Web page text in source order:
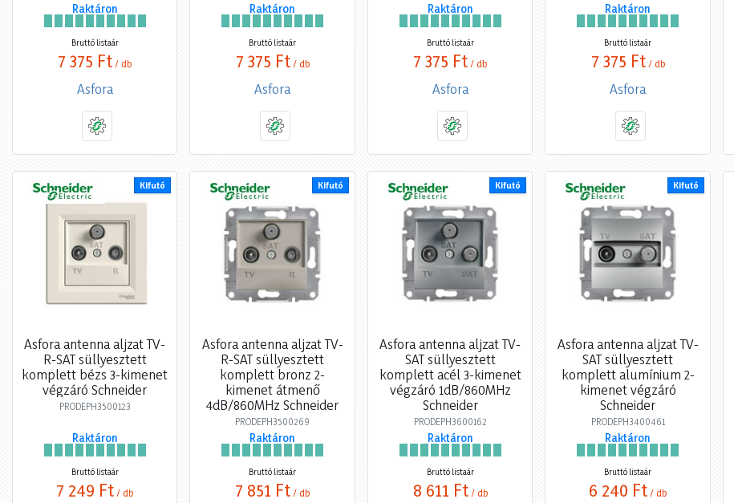
Raktáron
Bruttó listaár
7 375 Ft / db
Asfora
Raktáron
Bruttó listaár
7 375 Ft / db
Asfora
Raktáron
Bruttó listaár
7 375 Ft / db
Asfora
Raktáron
Bruttó listaár
7 375 Ft / db
Asfora
Kifutó
Asfora antenna aljzat TV-
R-SAT süllyesztett
komplett bézs 3-kimenet
végzáró Schneider
PRODEPH3500123
Raktáron
Bruttó listaár
7 249 Ft / db
Kifutó
Asfora antenna aljzat TV-
R-SAT süllyesztett
komplett bronz 2-
kimenet átmenő
4dB/860MHz Schneider
PRODEPH3500269
Raktáron
Bruttó listaár
7 851 Ft / db
Kifutó
Asfora antenna aljzat TV-
SAT süllyesztett
komplett acél 3-kimenet
végzáró 1dB/860MHz
Schneider
PRODEPH3600162
Raktáron
Bruttó listaár
8 611 Ft / db
Kifutó
Asfora antenna aljzat TV-
SAT süllyesztett
komplett alumínium 2-
kimenet végzáró
Schneider
PRODEPH3400461
Raktáron
Bruttó listaár
6 240 Ft / db